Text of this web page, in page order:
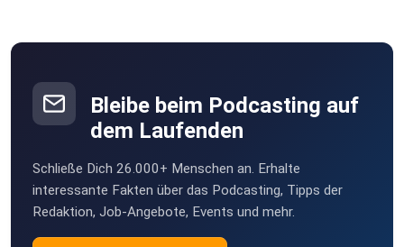
Hier der Link:
Tickets buchen – Forscherstunden "Chemie im Alltag" für
Familien mit Grundschulkindern (7-11 Jahre) – Kreativlabor
Freiham
Bleibe beim Podcasting auf
dem Laufenden
Schließe Dich 26.000+ Menschen an. Erhalte
interessante Fakten über das Podcasting, Tipps der
Redaktion, Job-Angebote, Events und mehr.